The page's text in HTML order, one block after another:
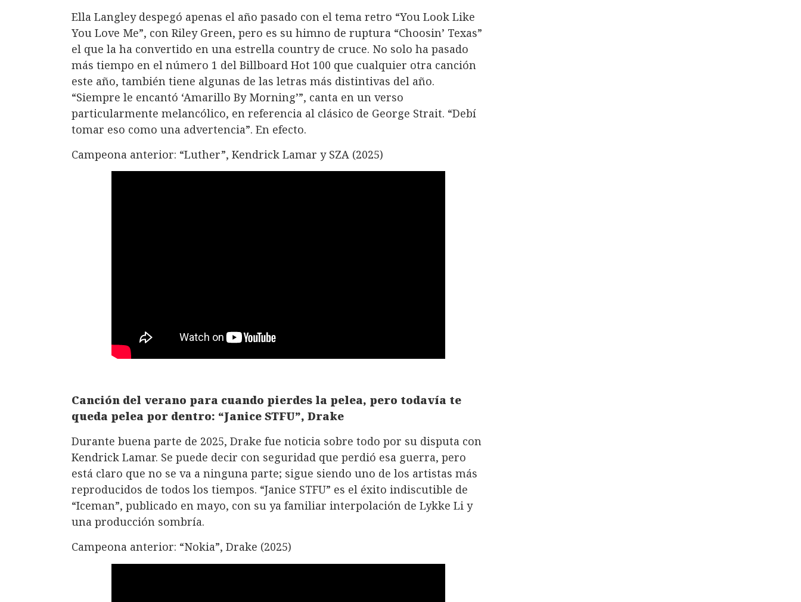
Ella Langley despegó apenas el año pasado con el tema retro “You Look Like
You Love Me”, con Riley Green, pero es su himno de ruptura “Choosin’ Texas”
el que la ha convertido en una estrella country de cruce. No solo ha pasado
más tiempo en el número 1 del Billboard Hot 100 que cualquier otra canción
este año, también tiene algunas de las letras más distintivas del año.
“Siempre le encantó ‘Amarillo By Morning’”, canta en un verso
particularmente melancólico, en referencia al clásico de George Strait. “Debí
tomar eso como una advertencia”. En efecto.
Campeona anterior: “Luther”, Kendrick Lamar y SZA (2025)
Canción del verano para cuando pierdes la pelea, pero todavía te
queda pelea por dentro: “Janice STFU”, Drake
Durante buena parte de 2025, Drake fue noticia sobre todo por su disputa con
Kendrick Lamar. Se puede decir con seguridad que perdió esa guerra, pero
está claro que no se va a ninguna parte; sigue siendo uno de los artistas más
reproducidos de todos los tiempos. “Janice STFU” es el éxito indiscutible de
“Iceman”, publicado en mayo, con su ya familiar interpolación de Lykke Li y
una producción sombría.
Campeona anterior: “Nokia”, Drake (2025)